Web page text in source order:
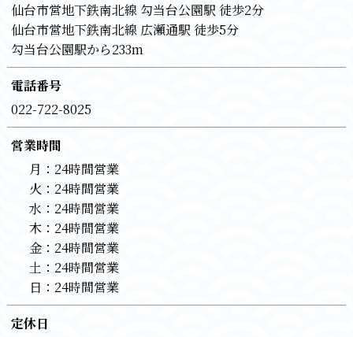
仙台市営地下鉄南北線 勾当台公園駅 徒歩2分
仙台市営地下鉄南北線 広瀬通駅 徒歩5分
勾当台公園駅から233m
電話番号
022-722-8025
営業時間
月： 24時間営業
火： 24時間営業
水： 24時間営業
木： 24時間営業
金： 24時間営業
土： 24時間営業
日： 24時間営業
定休日